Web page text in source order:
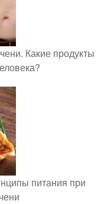
Какие продукты
питания при